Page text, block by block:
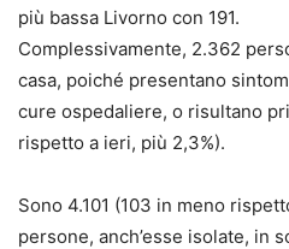
più bassa Livorno con 191.
Complessivamente, 2.362
casa, poiché presentano
cure ospedaliere, o risultano
rispetto a ieri, più 2,3%).
Sono 4.101 (103 in meno
persone, anch’esse isolate, in